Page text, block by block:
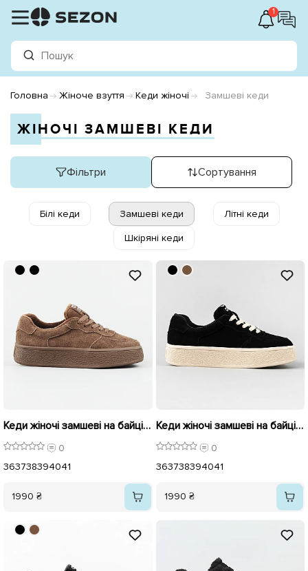
1
Головна Жіноче взуття Кеди жіночі Замшеві кеди
ЖІНОЧІ ЗАМШЕВІ КЕДИ
Фільтри Сортування
Білі кеди Замшеві кеди Літні кеди
Шкіряні кеди
Кеди жіночі замшеві на байці 596053 Коричневі
0
363738394041
1990 ₴
Кеди жіночі замшеві на байці 596052 Чорні
0
363738394041
1990 ₴